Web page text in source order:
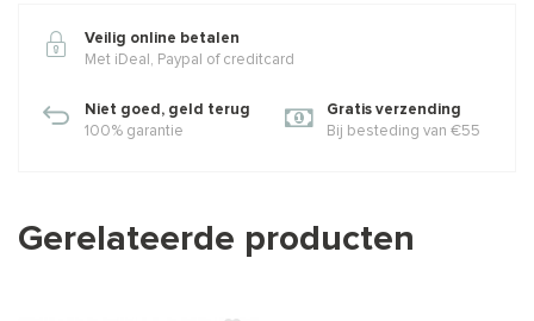
Veilig online betalen
Met iDeal, Paypal of creditcard
Niet goed, geld terug
100% garantie
Gratis verzending
Bij besteding van €55
Gerelateerde producten